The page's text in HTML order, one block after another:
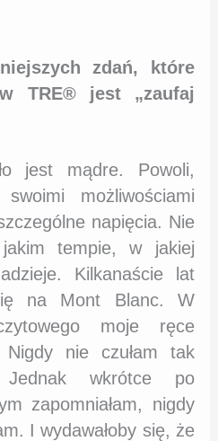
zdań, które
TRE® jest „zaufaj
jest mądre. Powoli,
możliwościami
napięcia. Nie
tempie, w jakiej
Kilkanaście lat
na Mont Blanc. W
moje ręce
Nigdy nie czułam tak
Jednak wkrótce po
zapomniałam, nigdy
I wydawałoby się, że